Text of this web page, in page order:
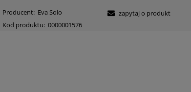
Producent: Eva Solo
Kod produktu: 0000001576
zapytaj o produkt